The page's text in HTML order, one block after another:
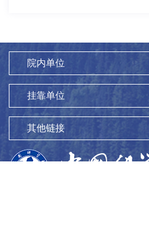
院内单位
挂靠单位
其他链接